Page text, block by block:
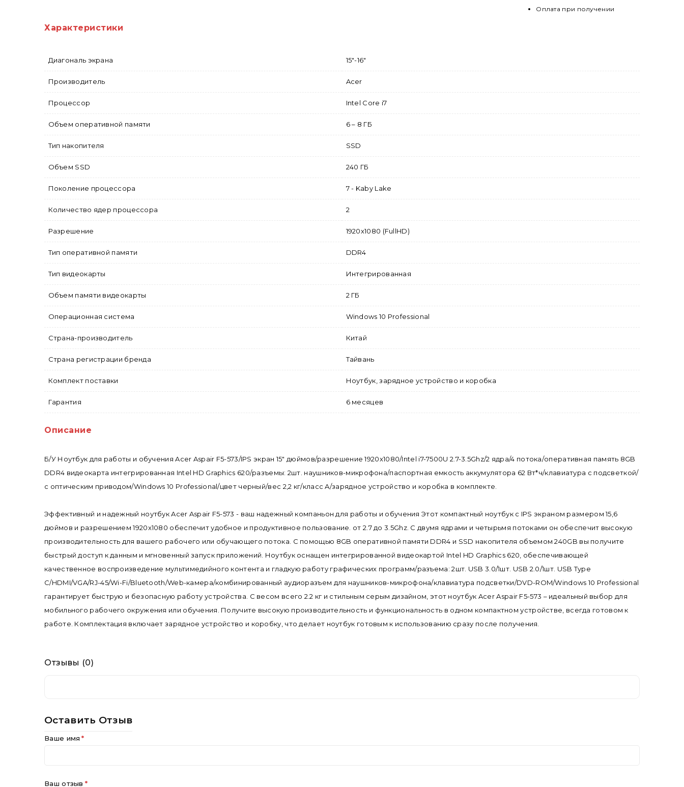
Оплата при получении
Характеристики
Диагональ экрана 15"-16"
Производитель Acer
Процессор Intel Core i7
Объем оперативной памяти 6 – 8 ГБ
Тип накопителя SSD
Объем SSD 240 ГБ
Поколение процессора 7 - Kaby Lake
Количество ядер процессора 2
Разрешение 1920x1080 (FullHD)
Тип оперативной памяти DDR4
Тип видеокарты Интегрированная
Объем памяти видеокарты 2 ГБ
Операционная система Windows 10 Professional
Страна-производитель Китай
Страна регистрации бренда Тайвань
Комплект поставки Ноутбук, зарядное устройство и коробка
Гарантия 6 месяцев
Описание
Б/У Ноутбук для работы и обучения Acer Aspair F5-573/IPS экран 15" дюймов/разрешение 1920x1080/Intel i7-7500U 2.7-3.5Ghz/2 ядра/4 потока/оперативная память 8GB
DDR4 видеокарта интегрированная Intel HD Graphics 620/разъемы: 2шт. наушников-микрофона/паспортная емкость аккумулятора 62 Вт*ч/клавиатура с подсветкой/
с оптическим приводом/Windows 10 Professional/цвет черный/вес 2,2 кг/класс A/зарядное устройство и коробка в комплекте.
Эффективный и надежный ноутбук Acer Aspair F5-573 - ваш надежный компаньон для работы и обучения Этот компактный ноутбук с IPS экраном размером 15,6
дюймов и разрешением 1920x1080 обеспечит удобное и продуктивное пользование. от 2.7 до 3.5Ghz. С двумя ядрами и четырьмя потоками он обеспечит высокую
производительность для вашего рабочего или обучающего потока. С помощью 8GB оперативной памяти DDR4 и SSD накопителя объемом 240GB вы получите
быстрый доступ к данным и мгновенный запуск приложений. Ноутбук оснащен интегрированной видеокартой Intel HD Graphics 620, обеспечивающей
качественное воспроизведение мультимедийного контента и гладкую работу графических программ/разъема: 2шт. USB 3.0/1шт. USB 2.0/1шт. USB Type
C/HDMI/VGA/RJ-45/Wi-Fi/Bluetooth/Web-камера/комбинированный аудиоразъем для наушников-микрофона/клавиатура подсветки/DVD-ROM/Windows 10 Professional
гарантирует быструю и безопасную работу устройства. С весом всего 2.2 кг и стильным серым дизайном, этот ноутбук Acer Aspair F5-573 – идеальный выбор для
мобильного рабочего окружения или обучения. Получите высокую производительность и функциональность в одном компактном устройстве, всегда готовом к
работе. Комплектация включает зарядное устройство и коробку, что делает ноутбук готовым к использованию сразу после получения.
Отзывы (0)
Оставить Отзыв
Ваше имя
Ваш отзыв